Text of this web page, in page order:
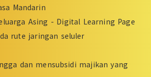
Mandarin
Asing - Digital Learning Page
rute jaringan seluler
dan mensubsidi majikan yang